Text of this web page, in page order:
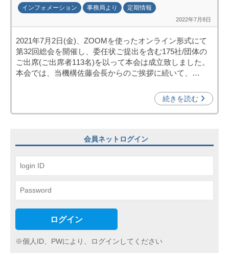
インフォメーション 事務局より 定期情報
2022年7月8日
日
中
投
(
j
c
i
p
2021年7月2日(金)、ZOOMを使ったオンライン形式にて
第32回総会を開催し、委任状ご提出を含む175社/団体の
ご出席(ご出席者113名)を以って本会は成立致しました。
本会では、当機構佐藤会長からのご挨拶に続いて、…
続きを読む
会員ネットログイン
ログイン
※個人ID、PWにより、ログインしてください